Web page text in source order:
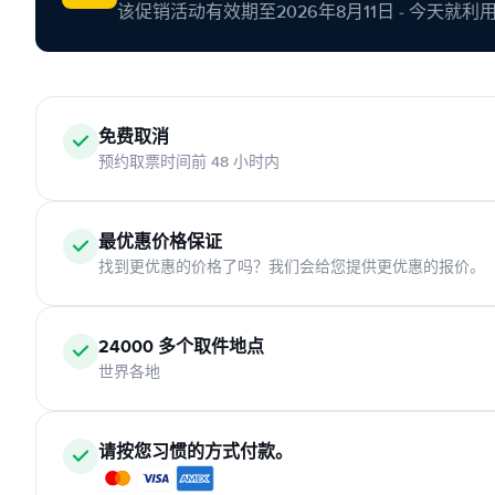
该促销活动有效期至2026年8月11日 - 今天就利用
免费取消
预约取票时间前 48 小时内
最优惠价格保证
找到更优惠的价格了吗？我们会给您提供更优惠的报价。
24000 多个取件地点
世界各地
请按您习惯的方式付款。